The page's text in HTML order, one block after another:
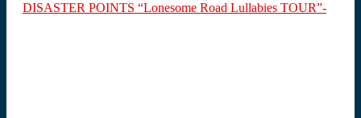
DISASTER POINTS “Lonesome Road Lullabies TOUR”-